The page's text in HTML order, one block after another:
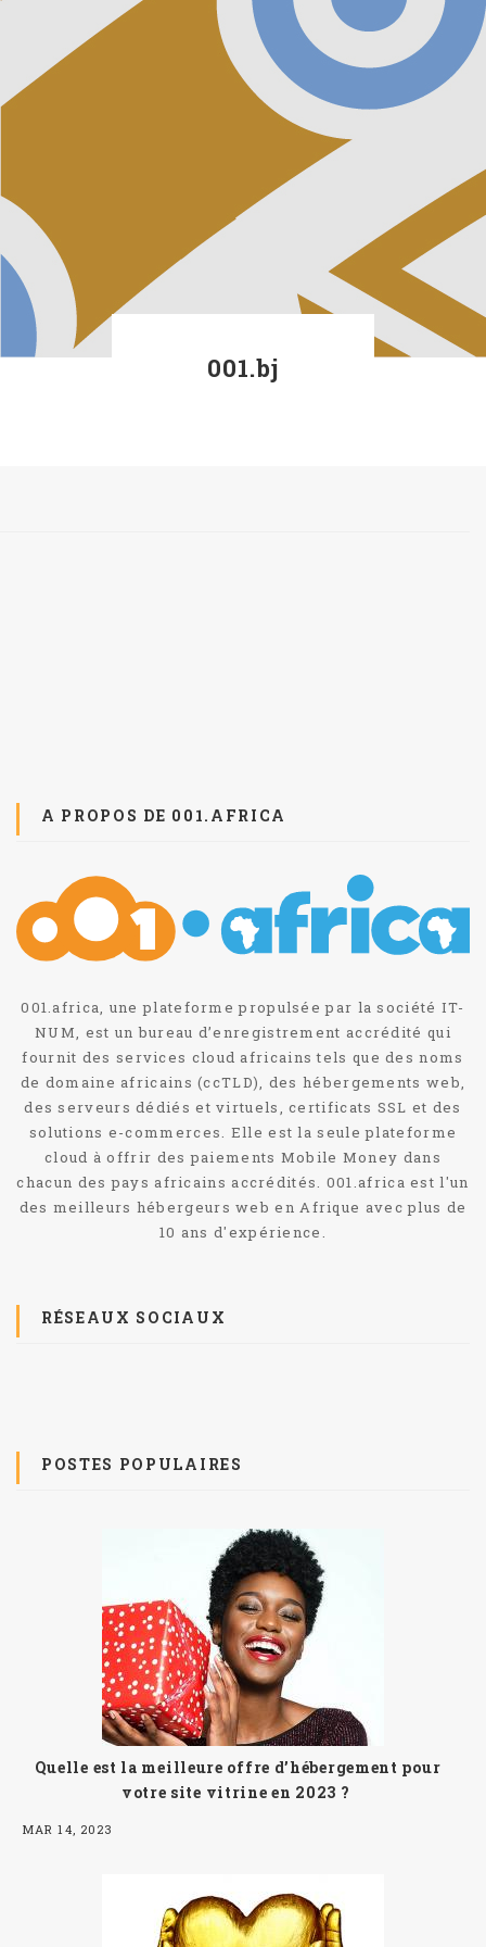
001.bj
A PROPOS DE 001.AFRICA
001.africa, une plateforme propulsée par la société IT-
NUM, est un bureau d’enregistrement accrédité qui
fournit des services cloud africains tels que des noms
de domaine africains (ccTLD), des hébergements web,
des serveurs dédiés et virtuels, certificats SSL et des
solutions e-commerces. Elle est la seule plateforme
cloud à offrir des paiements Mobile Money dans
chacun des pays africains accrédités. 001.africa est l'un
des meilleurs hébergeurs web en Afrique avec plus de
10 ans d'expérience.
RÉSEAUX SOCIAUX
POSTES POPULAIRES
Quelle est la meilleure offre d’hébergement pour
votre site vitrine en 2023 ?
MAR 14, 2023